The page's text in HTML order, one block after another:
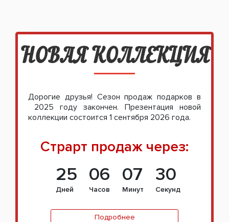
НОВАЯ КОЛЛЕКЦИЯ
Дорогие друзья! Сезон продаж подарков в
2025 году закончен. Презентация новой
коллекции состоится 1 сентября 2026 года.
Страрт продаж через:
25
Дней
06
Часов
07
Минут
30
Секунд
Подробнее